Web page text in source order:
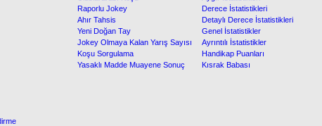
Raporlu Jokey
Derece İstatistikleri
Ahır Tahsis
Detaylı Derece İstatistikleri
Yeni Doğan Tay
Genel İstatistikler
Jokey Olmaya Kalan Yarış Sayısı
Ayrıntılı İstatistikler
Koşu Sorgulama
Handikap Puanları
Yasaklı Madde Muayene Sonuç
Kısrak Babası